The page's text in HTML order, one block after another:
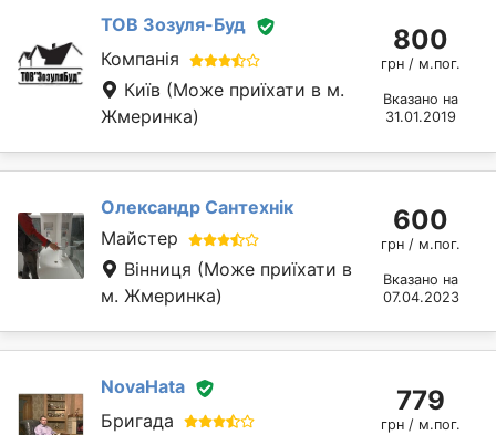
TOВ Зозуля-Буд
Компанія
Київ (Може приїхати в м.
Жмеринка)
800
грн / м.пог.
Вказано на
31.01.2019
Олександр Сантехнік
Майстер
Вінниця (Може приїхати в
м. Жмеринка)
600
грн / м.пог.
Вказано на
07.04.2023
NovaHata
Бригада
779
грн / м.пог.